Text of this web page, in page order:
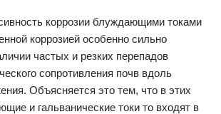
коррозии блуждающими токами
коррозией особенно сильно
частых и резких перепадов
сопротивления почв вдоль
Объясняется это тем, что в этих
и гальванические токи то входят в